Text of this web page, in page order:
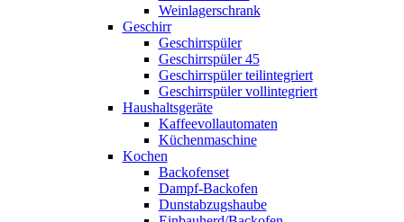
Weinlagerschrank
Geschirr
Geschirrspüler
Geschirrspüler 45
Geschirrspüler teilintegriert
Geschirrspüler vollintegriert
Haushaltsgeräte
Kaffeevollautomaten
Küchenmaschine
Kochen
Backofenset
Dampf-Backofen
Dunstabzugshaube